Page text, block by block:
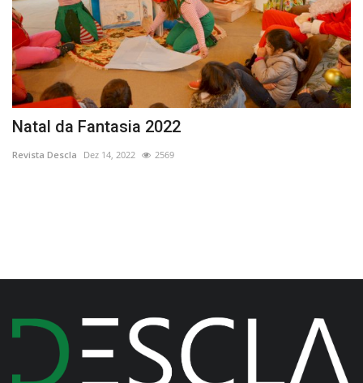
Natal da Fantasia 2022
Revista Descla Dez 14, 2022 2569